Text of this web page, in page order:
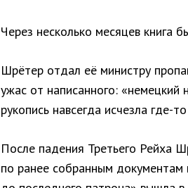
Через несколько месяцев книга
Шрётер отдал её министру
ужас от написанного: «немецкий
рукопись навсегда исчезла где-
После падения Третьего Рейха
по ранее собранным документам